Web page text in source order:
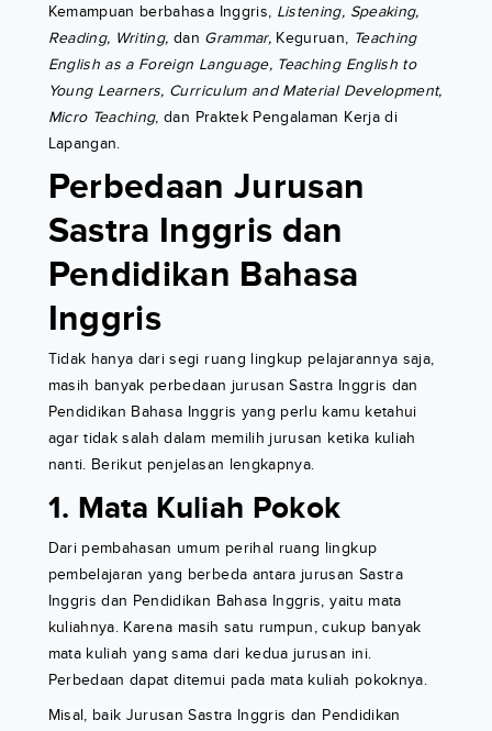
Kemampuan berbahasa Inggris, Listening, Speaking,
Reading, Writing, dan Grammar, Keguruan, Teaching
English as a Foreign Language, Teaching English to
Young Learners, Curriculum and Material Development,
Micro Teaching, dan Praktek Pengalaman Kerja di
Lapangan.
Perbedaan Jurusan
Sastra Inggris dan
Pendidikan Bahasa
Inggris
Tidak hanya dari segi ruang lingkup pelajarannya saja,
masih banyak perbedaan jurusan Sastra Inggris dan
Pendidikan Bahasa Inggris yang perlu kamu ketahui
agar tidak salah dalam memilih jurusan ketika kuliah
nanti. Berikut penjelasan lengkapnya.
1. Mata Kuliah Pokok
Dari pembahasan umum perihal ruang lingkup
pembelajaran yang berbeda antara jurusan Sastra
Inggris dan Pendidikan Bahasa Inggris, yaitu mata
kuliahnya. Karena masih satu rumpun, cukup banyak
mata kuliah yang sama dari kedua jurusan ini.
Perbedaan dapat ditemui pada mata kuliah pokoknya.
Misal, baik Jurusan Sastra Inggris dan Pendidikan